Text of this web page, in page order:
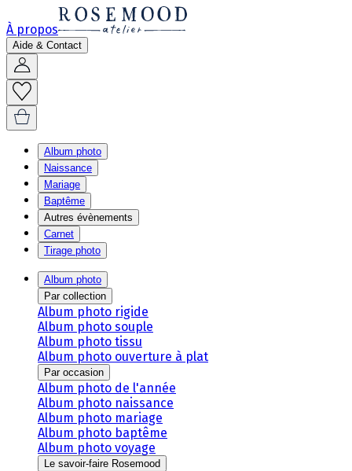
À propos
Aide & Contact
Album photo
Naissance
Mariage
Baptême
Autres évènements
Carnet
Tirage photo
Album photo
Par collection
Album photo rigide
Album photo souple
Album photo tissu
Album photo ouverture à plat
Par occasion
Album photo de l'année
Album photo naissance
Album photo mariage
Album photo baptême
Album photo voyage
Le savoir-faire Rosemood